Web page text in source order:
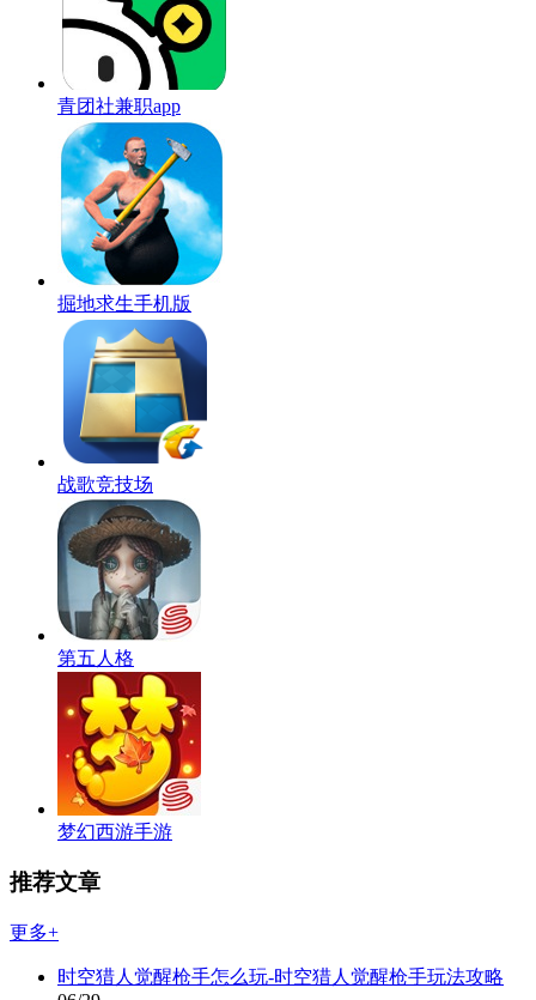
青团社兼职app
掘地求生手机版
战歌竞技场
第五人格
梦幻西游手游
推荐文章
更多+
时空猎人觉醒枪手怎么玩-时空猎人觉醒枪手玩法攻略